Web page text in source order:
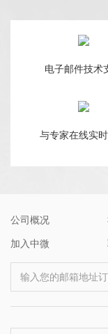
电子邮件技术
与专家在线实
公司概况
加入中微
输入您的邮箱地址